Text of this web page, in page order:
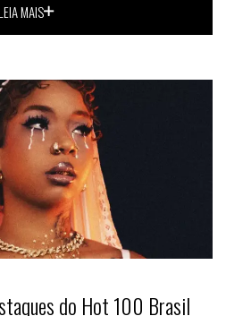
do Hot 100 Brasil
MAIS